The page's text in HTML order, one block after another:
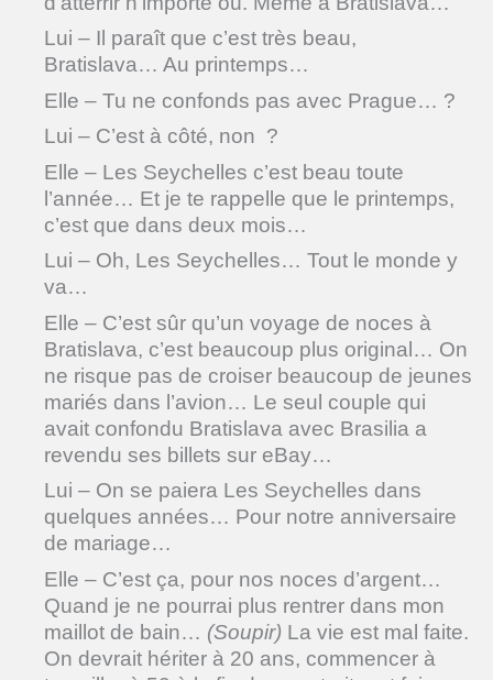
Lui – Il paraît que c’est très beau,
Bratislava… Au printemps…
Elle – Tu ne confonds pas avec Prague… ?
Lui – C’est à côté, non ?
Elle – Les Seychelles c’est beau toute
l’année… Et je te rappelle que le printemps,
c’est que dans deux mois…
Lui – Oh, Les Seychelles… Tout le monde y
va…
Elle – C’est sûr qu’un voyage de noces à
Bratislava, c’est beaucoup plus original… On
ne risque pas de croiser beaucoup de jeunes
mariés dans l’avion… Le seul couple qui
avait confondu Bratislava avec Brasilia a
revendu ses billets sur eBay…
Lui – On se paiera Les Seychelles dans
quelques années… Pour notre anniversaire
de mariage…
Elle – C’est ça, pour nos noces d’argent…
Quand je ne pourrai plus rentrer dans mon
maillot de bain… (Soupir) La vie est mal faite.
On devrait hériter à 20 ans, commencer à